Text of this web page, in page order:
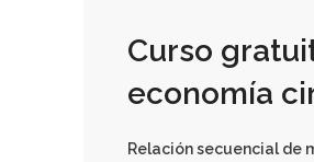
Curso
economía
Relación secuencial de